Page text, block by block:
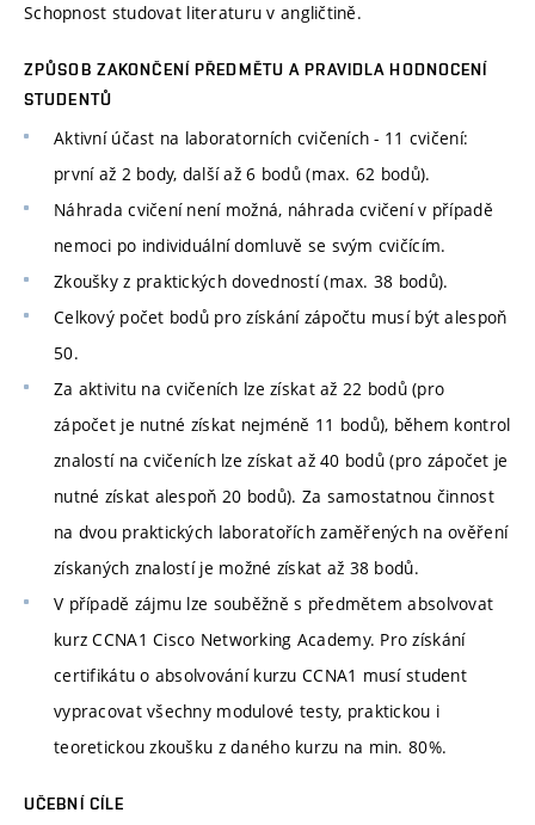
Schopnost studovat literaturu v angličtině.
ZPŮSOB ZAKONČENÍ PŘEDMĚTU A PRAVIDLA HODNOCENÍ
STUDENTŮ
Aktivní účast na laboratorních cvičeních - 11 cvičení:
první až 2 body, další až 6 bodů (max. 62 bodů).
Náhrada cvičení není možná, náhrada cvičení v případě
nemoci po individuální domluvě se svým cvičícím.
Zkoušky z praktických dovedností (max. 38 bodů).
Celkový počet bodů pro získání zápočtu musí být alespoň
50.
Za aktivitu na cvičeních lze získat až 22 bodů (pro
zápočet je nutné získat nejméně 11 bodů), během kontrol
znalostí na cvičeních lze získat až 40 bodů (pro zápočet je
nutné získat alespoň 20 bodů). Za samostatnou činnost
na dvou praktických laboratořích zaměřených na ověření
získaných znalostí je možné získat až 38 bodů.
V případě zájmu lze souběžně s předmětem absolvovat
kurz CCNA1 Cisco Networking Academy. Pro získání
certifikátu o absolvování kurzu CCNA1 musí student
vypracovat všechny modulové testy, praktickou i
teoretickou zkoušku z daného kurzu na min. 80%.
UČEBNÍ CÍLE